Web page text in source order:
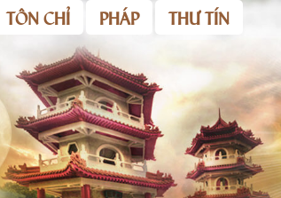
TÔN CHỈ PHÁP THƯ TÍN